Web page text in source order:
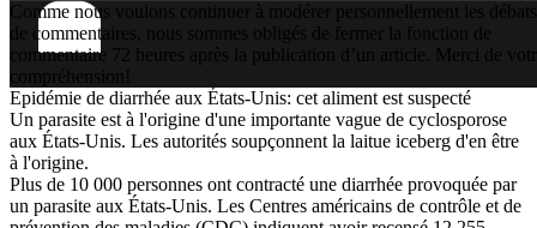
Comme nous voulons continuer à modérer personnellement les débats
de commentaires, nous sommes obligés de fermer la fonction de
commentaire 72 heures après la publication d’un article. Merci de
compréhension!
Epidémie de diarrhée aux États-Unis: cet aliment est suspecté
Un parasite est à l'origine d'une importante vague de cyclosporose
aux États-Unis. Les autorités soupçonnent la laitue iceberg d'en être
à l'origine.
Plus de 10 000 personnes ont contracté une diarrhée provoquée par
un parasite aux États-Unis. Les Centres américains de contrôle et de